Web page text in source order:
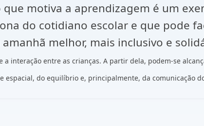
motiva a aprendizagem é um
do cotidiano escolar e que pode
melhor, mais inclusivo e
interação entre as crianças. A partir dela, podem-se
do equilíbrio e, principalmente, da comunicação